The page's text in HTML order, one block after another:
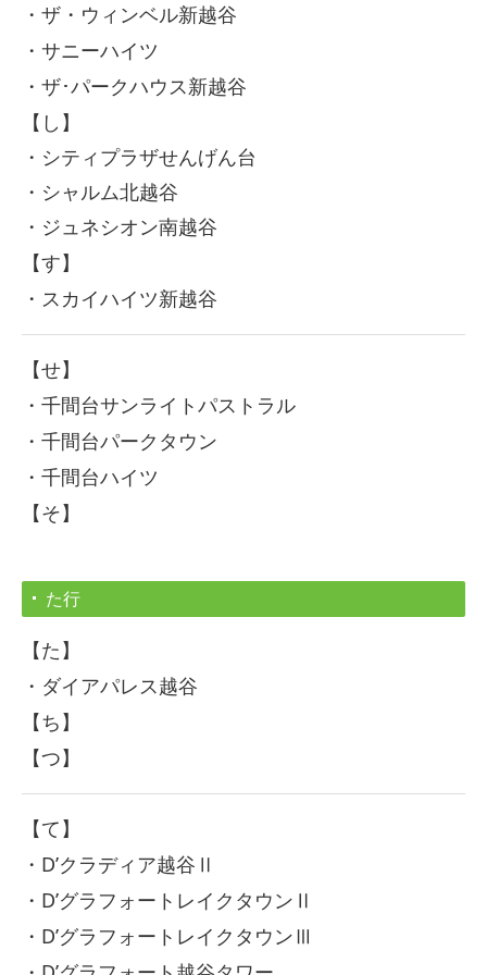
・ザ・ウィンベル新越谷
・サニーハイツ
・ザ･パークハウス新越谷
【し】
・シティプラザせんげん台
・シャルム北越谷
・ジュネシオン南越谷
【す】
・スカイハイツ新越谷
【せ】
・千間台サンライトパストラル
・千間台パークタウン
・千間台ハイツ
【そ】
た行
【た】
・ダイアパレス越谷
【ち】
【つ】
【て】
・D’クラディア越谷Ⅱ
・D’グラフォートレイクタウンⅡ
・D’グラフォートレイクタウンⅢ